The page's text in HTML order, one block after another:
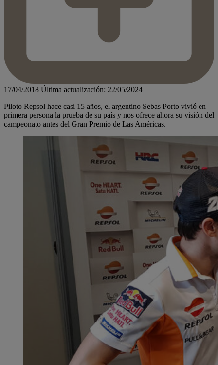
17/04/2018 Última actualización: 22/05/2024
Piloto Repsol hace casi 15 años, el argentino Sebas Porto vivió en
primera persona la prueba de su país y nos ofrece ahora su visión del
campeonato antes del Gran Premio de Las Américas.